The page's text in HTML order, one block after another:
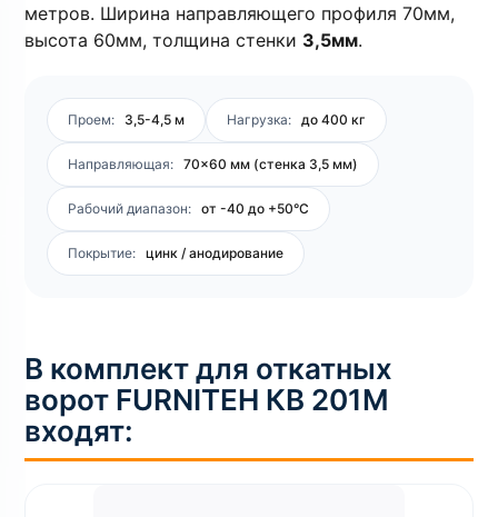
метров. Ширина направляющего профиля 70мм,
высота 60мм, толщина стенки 3,5мм.
Проем: 3,5-4,5 м Нагрузка: до 400 кг
Направляющая: 70×60 мм (стенка 3,5 мм)
Рабочий диапазон: от -40 до +50°C
Покрытие: цинк / анодирование
В комплект для откатных
ворот FURNITEH КВ 201M
входят: